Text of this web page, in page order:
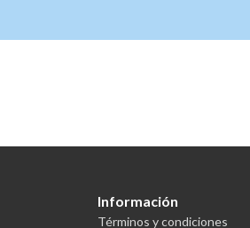
Información
Términos y condiciones